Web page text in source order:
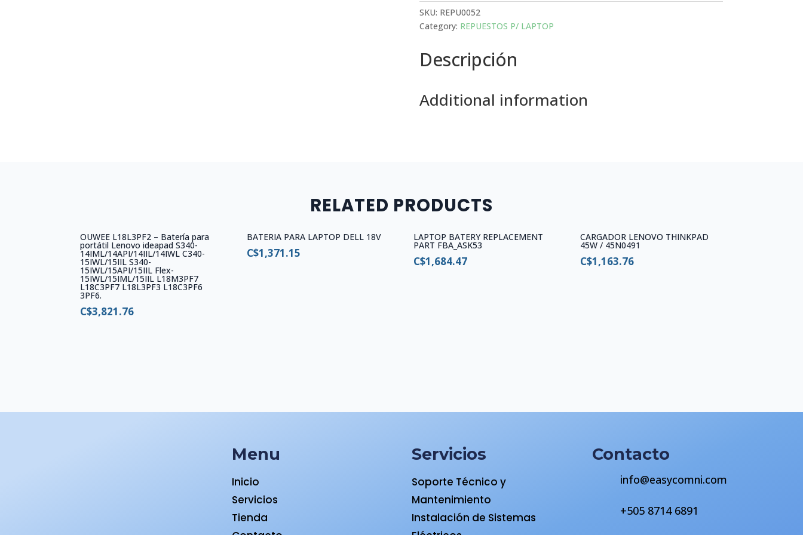
NOTEBOOK
quantity
SKU: REPU0052
Category: REPUESTOS P/ LAPTOP
Descripción
Additional information
RELATED PRODUCTS
OUWEE L18L3PF2 – Batería para
portátil Lenovo ideapad S340-
14IML/14API/14IIL/14IWL C340-
15IWL/15IIL S340-
15IWL/15API/15IIL Flex-
15IWL/15IML/15IIL L18M3PF7
L18C3PF7 L18L3PF3 L18C3PF6
3PF6.
C$3,821.76
BATERIA PARA LAPTOP DELL 18V
C$1,371.15
LAPTOP BATERY REPLACEMENT
PART FBA_ASK53
C$1,684.47
CARGADOR LENOVO THINKPAD
45W / 45N0491
C$1,163.76
Menu
Inicio
Servicios
Tienda
Servicios
Soporte Técnico y
Mantenimiento
Instalación de Sistemas
Contacto
info@easycomni.com
+505 8714 6891